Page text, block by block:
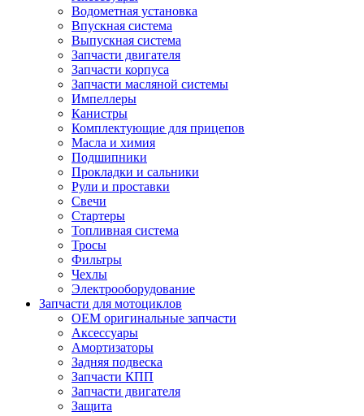
Водометная установка
Впускная система
Выпускная система
Запчасти двигателя
Запчасти корпуса
Запчасти масляной системы
Импеллеры
Канистры
Комплектующие для прицепов
Масла и химия
Подшипники
Прокладки и сальники
Рули и проставки
Свечи
Стартеры
Топливная система
Тросы
Фильтры
Чехлы
Электрооборудование
Запчасти для мотоциклов
OEM оригинальные запчасти
Аксессуары
Амортизаторы
Задняя подвеска
Запчасти КПП
Запчасти двигателя
Защита